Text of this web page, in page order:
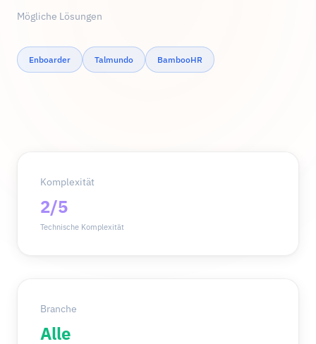
Mögliche Lösungen
Enboarder Talmundo BambooHR
Komplexität
2/5
Technische Komplexität
Branche
Alle